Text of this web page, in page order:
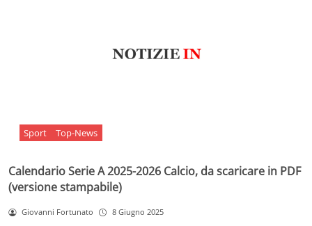
Sport Top-News
Calendario Serie A 2025-2026 Calcio, da scaricare in PDF
(versione stampabile)
Giovanni Fortunato 8 Giugno 2025